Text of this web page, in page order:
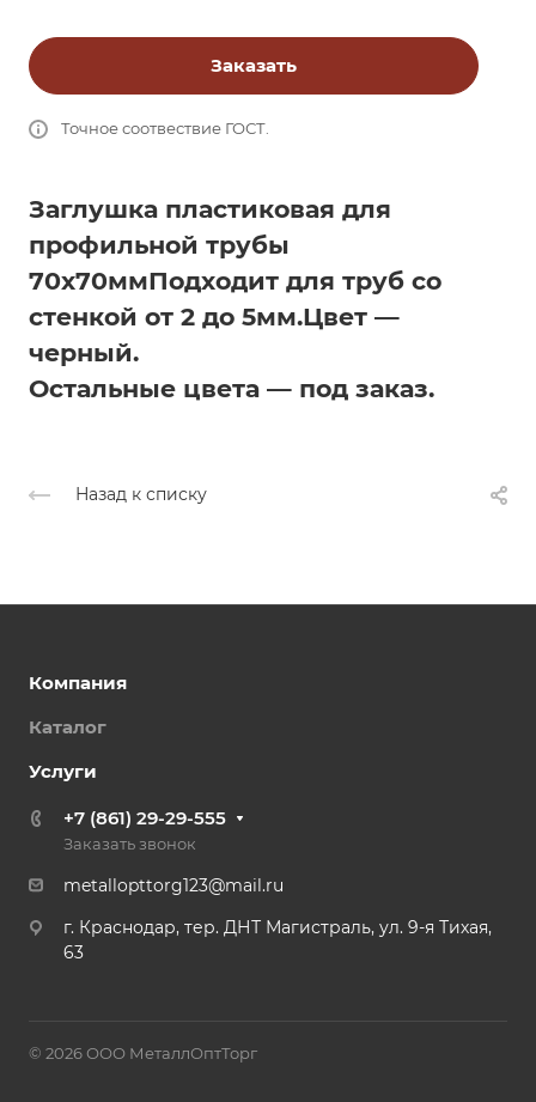
Заказать
Точное соотвествие ГОСТ.
Заглушка пластиковая для
профильной трубы
70х70ммПодходит для труб со
стенкой от 2 до 5мм.Цвет —
черный.
Остальные цвета — под заказ.
Назад к списку
Компания
Каталог
Услуги
+7 (861) 29-29-555
Заказать звонок
metallopttorg123@mail.ru
г. Краснодар, тер. ДНТ Магистраль, ул. 9-я Тихая,
63
© 2026 ООО МеталлОптТорг